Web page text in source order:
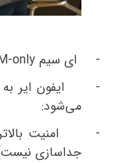
- ای سیم only
-
ایفون ایر
می‌شود:
-
امنیت
جداسازی